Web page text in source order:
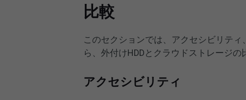
比較
このセクションでは、アクセシビリテ
ら、外付けHDDとクラウドストレージの
アクセシビリティ